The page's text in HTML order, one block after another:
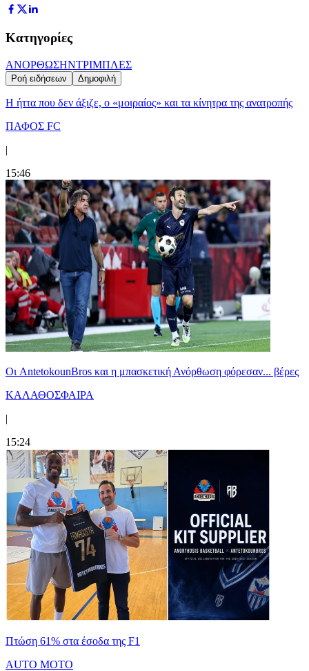
Κατηγορίες
ΑΝΟΡΘΩΣΗΝΤΡΙΜΠΛΕΣ
Ροή ειδήσεων Δημοφιλή
Η ήττα που δεν άξιζε, ο «μοιραίος» και τα κίνητρα της ανατροπής
ΠΑΦΟΣ FC
|
15:46
Oι AntetokounBros και η μπασκετική Ανόρθωση φόρεσαν... βέρες
ΚΑΛΑΘΟΣΦΑΙΡΑ
|
15:24
Πτώση 61% στα έσοδα της F1
AUTO MOTO